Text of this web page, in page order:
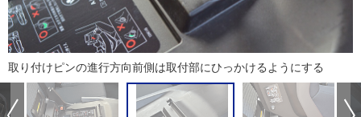
取り付けピンの進行方向前側は取付部にひっかけるようにする